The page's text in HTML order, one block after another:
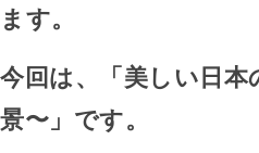
ます。
今回は、「美しい日
景〜」です。